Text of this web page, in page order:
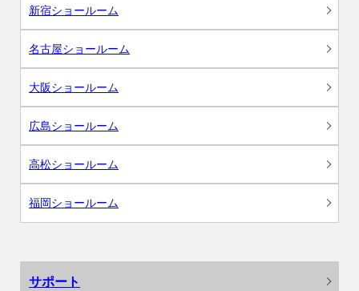
新宿ショールーム
名古屋ショールーム
大阪ショールーム
広島ショールーム
高松ショールーム
福岡ショールーム
サポート